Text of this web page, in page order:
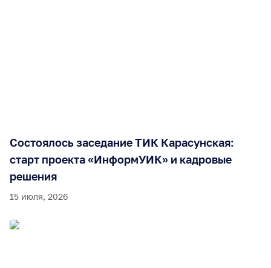
Состоялось заседание ТИК Карасунская:
старт проекта «ИнформУИК» и кадровые
решения
15 июля, 2026